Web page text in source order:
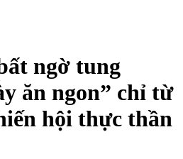
ngờ tung
ăn ngon” chỉ từ
hội thực thần